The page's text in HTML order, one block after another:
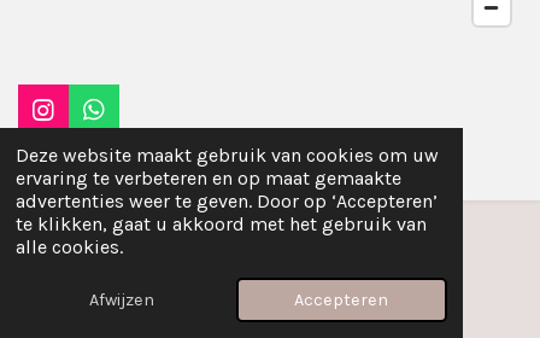
Deze website maakt gebruik van cookies om uw
ervaring te verbeteren en op maat gemaakte
advertenties weer te geven. Door op ‘Accepteren’
te klikken, gaat u akkoord met het gebruik van
alle cookies.
Afwijzen Accepteren
I
s
t
a
g
r
W
a
t
s
A
p
© 2024 - 2026 Marèse Polderdijk